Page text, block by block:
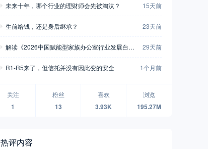
未来十年，哪个行业的理财师会先被淘汰？ 15天前
生前给钱，还是身后继承？ 23天前
解读《2026中国赋能型家族办公室行业发展白皮
29天前
R1-R5来了，但信托并没有因此变的安全 1个月前
关注
1
粉丝
13
喜欢
3.93K
浏览
195.27M
热评内容